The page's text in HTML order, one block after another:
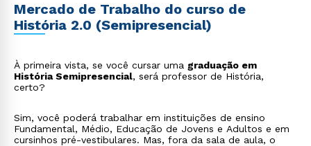
Mercado de Trabalho do curso de
História 2.0 (Semipresencial)
À primeira vista, se você cursar uma graduação em
História Semipresencial, será professor de História,
certo?
Sim, você poderá trabalhar em instituições de ensino
Fundamental, Médio, Educação de Jovens e Adultos e em
cursinhos pré-vestibulares. Mas, fora da sala de aula, o